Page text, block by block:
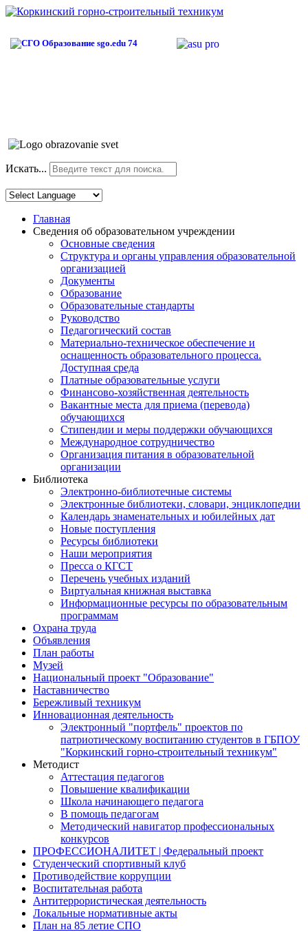
Искать...
Главная
Сведения об образовательном учреждении
Основные сведения
Структура и органы управления образовательной
организацией
Документы
Образование
Образовательные стандарты
Руководство
Педагогический состав
Материально-техническое обеспечение и
оснащенность образовательного процесса.
Доступная среда
Платные образовательные услуги
Финансово-хозяйственная деятельность
Вакантные места для приема (перевода)
обучающихся
Стипендии и меры поддержки обучающихся
Международное сотрудничество
Организация питания в образовательной
организации
Библиотека
Электронно-библиотечные системы
Электронные библиотеки, словари, энциклопедии
Календарь знаменательных и юбилейных дат
Новые поступления
Ресурсы библиотеки
Наши мероприятия
Пресса о КГСТ
Перечень учебных изданий
Виртуальная книжная выставка
Информационные ресурсы по образовательным
программам
Охрана труда
Объявления
План работы
Музей
Национальный проект "Образование"
Наставничество
Бережливый техникум
Инновационная деятельность
Электронный "портфель" проектов по
патриотическому воспитанию студентов в ГБПОУ
"Коркинский горно-строительный техникум"
Методист
Аттестация педагогов
Повышение квалификации
Школа начинающего педагога
В помощь педагогам
Методический навигатор профессиональных
конкурсов
ПРОФЕССИОНАЛИТЕТ | Федеральный проект
Студенческий спортивный клуб
Противодействие коррупции
Воспитательная работа
Антитеррористическая деятельность
Локальные нормативные акты
План на 85 летие СПО